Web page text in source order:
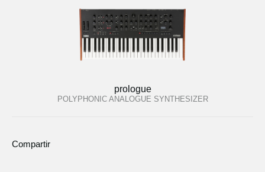
prologue
POLYPHONIC ANALOGUE SYNTHESIZER
Compartir